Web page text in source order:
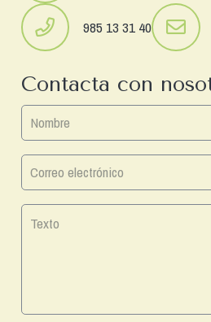
985 13 31 40
Contacta con